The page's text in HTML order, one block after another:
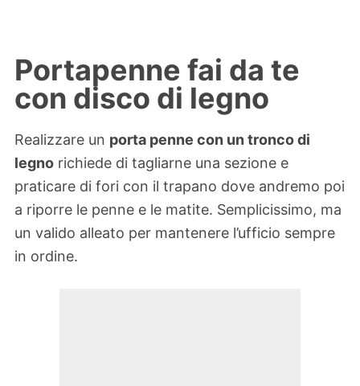
Portapenne fai da te
con disco di legno
Realizzare un porta penne con un tronco di
legno richiede di tagliarne una sezione e
praticare di fori con il trapano dove andremo poi
a riporre le penne e le matite. Semplicissimo, ma
un valido alleato per mantenere l’ufficio sempre
in ordine.